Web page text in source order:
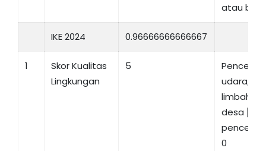
atau
IKE 2024 0.96666666666667
1
Skor Kualitas
Lingkungan
5
udara,
limbah
desa
0